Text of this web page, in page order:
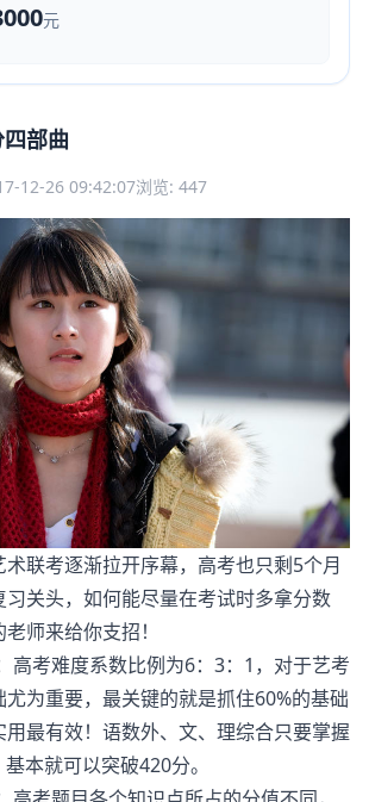
元
部曲
12-26 09:42:07浏览: 447
联考逐渐拉开序幕，高考也只剩5个月
习关头，如何能尽量在考试时多拿分数
师来给你支招！
考难度系数比例为6：3：1，对于艺考
为重要，最关键的就是抓住60%的基础
最有效！语数外、文、理综合只要掌握
本就可以突破420分。